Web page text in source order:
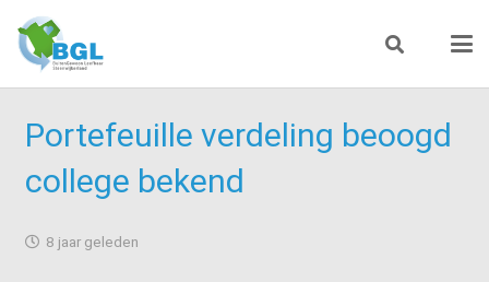
Portefeuille verdeling beoogd
college bekend
8 jaar geleden